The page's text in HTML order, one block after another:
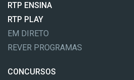
RTP ENSINA
RTP PLAY
EM DIRETO
REVER PROGRAMAS
CONCURSOS